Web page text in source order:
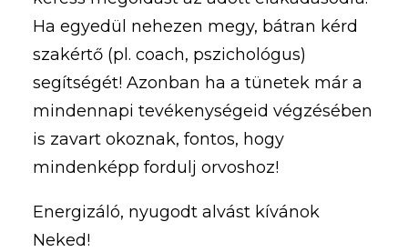
Ha egyedül nehezen megy, bátran kérd
szakértő (pl. coach, pszichológus)
segítségét! Azonban ha a tünetek már a
mindennapi tevékenységeid végzésében
is zavart okoznak, fontos, hogy
mindenképp fordulj orvoshoz!
Energizáló, nyugodt alvást kívánok
Neked!